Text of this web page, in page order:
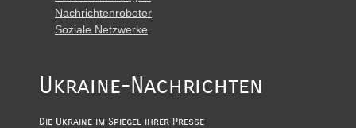
Nachrichtenroboter
Soziale Netzwerke
Ukraine-Nachrichten
Die Ukraine im Spiegel ihrer Presse